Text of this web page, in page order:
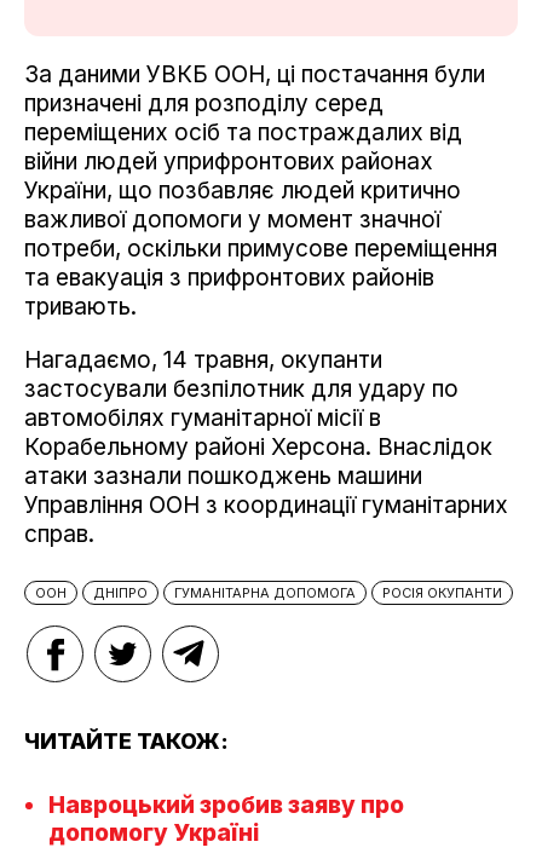
За даними УВКБ ООН, ці постачання були
призначені для розподілу серед
переміщених осіб та постраждалих від
війни людей у​​прифронтових районах
України, що позбавляє людей критично
важливої ​​допомоги у момент значної
потреби, оскільки примусове переміщення
та евакуація з прифронтових районів
тривають.
Нагадаємо, 14 травня, окупанти
застосували безпілотник для удару по
автомобілях гуманітарної місії в
Корабельному районі Херсона. Внаслідок
атаки зазнали пошкоджень машини
Управління ООН з координації гуманітарних
справ.
ООН ДНІПРО ГУМАНІТАРНА ДОПОМОГА РОСІЯ ОКУПАНТИ
ЧИТАЙТЕ ТАКОЖ:
Навроцький зробив заяву про
допомогу Україні